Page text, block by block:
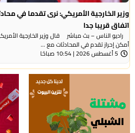
وزير الخارجية الأمريكي: نرى تقدما في
اتفاق قريبا جدا
راديو الناس – بث مباشر قال وزير الخارجية الأمريكي
أمكن إحراز تقدم في المحادثات مع ...
5 أغسطس 2026 | 10:54 صباحًا